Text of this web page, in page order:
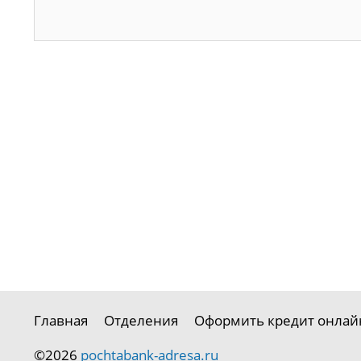
Главная Отделения
Оформить кредит
©2026 pochtabank-adresa.ru